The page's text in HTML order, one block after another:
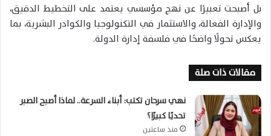
بل أصبحت تعبيرًا عن نهج مؤسسي يعتمد على التخطيط الدقيق،
والإدارة الفعالة، والاستثمار في التكنولوجيا والكوادر البشرية، بما
يعكس تحولًا واضحًا في فلسفة إدارة الدولة.
مقالات ذات صلة
نهي سرحان تكتب: أبناء السرعة.. لماذا أصبح الصبر
تحديًا كبيرًا؟
منذ ساعتين